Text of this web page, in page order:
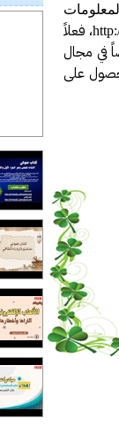
، فعلاً
في مجال
على